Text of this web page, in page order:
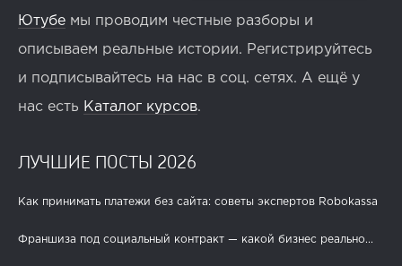
Ютубе мы проводим честные разборы и
описываем реальные истории. Регистрируйтесь
и подписывайтесь на нас в соц. сетях. А ещё у
нас есть Каталог курсов.
ЛУЧШИЕ ПОСТЫ 2026
Как принимать платежи без сайта: советы экспертов Robokassa
Франшиза под социальный контракт — какой бизнес реально...